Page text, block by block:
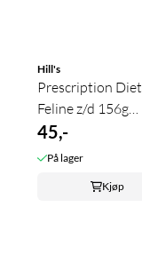
Hill's
Prescription Diet
Feline z/d 156g
boksemat
45,-
På lager
Kjøp